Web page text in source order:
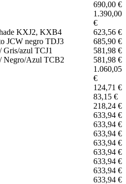
690,00 €
1.390,00
€
KXJ2, KXB4
623,56 €
JCW negro TDJ3
685,90 €
Gris/azul TCJ1
581,98 €
Negro/Azul TCB2
581,98 €
1.060,05
€
124,71 €
83,15 €
218,24 €
633,94 €
633,94 €
633,94 €
633,94 €
633,94 €
633,94 €
633,94 €
633,94 €